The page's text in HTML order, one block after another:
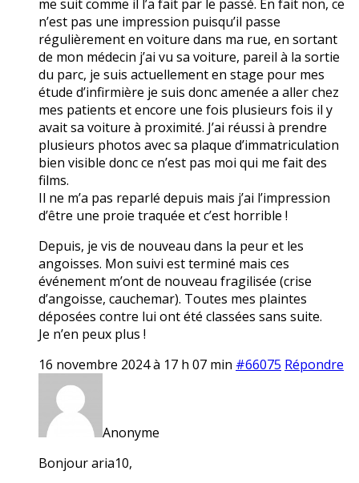
me suit comme il l’a fait par le passé. En fait non, ce
n’est pas une impression puisqu’il passe
régulièrement en voiture dans ma rue, en sortant
de mon médecin j’ai vu sa voiture, pareil à la sortie
du parc, je suis actuellement en stage pour mes
étude d’infirmière je suis donc amenée a aller chez
mes patients et encore une fois plusieurs fois il y
avait sa voiture à proximité. J’ai réussi à prendre
plusieurs photos avec sa plaque d’immatriculation
bien visible donc ce n’est pas moi qui me fait des
films.
Il ne m’a pas reparlé depuis mais j’ai l’impression
d’être une proie traquée et c’est horrible !
Depuis, je vis de nouveau dans la peur et les
angoisses. Mon suivi est terminé mais ces
événement m’ont de nouveau fragilisée (crise
d’angoisse, cauchemar). Toutes mes plaintes
déposées contre lui ont été classées sans suite.
Je n’en peux plus !
16 novembre 2024 à 17 h 07 min #66075 Répondre
Anonyme
Bonjour aria10,